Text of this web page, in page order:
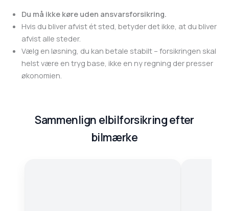
Du må ikke køre uden ansvarsforsikring.
Hvis du bliver afvist ét sted, betyder det ikke, at du bliver
afvist alle steder.
Vælg en løsning, du kan betale stabilt – forsikringen skal
helst være en tryg base, ikke en ny regning der presser
økonomien.
Sammenlign elbilforsikring efter
bilmærke